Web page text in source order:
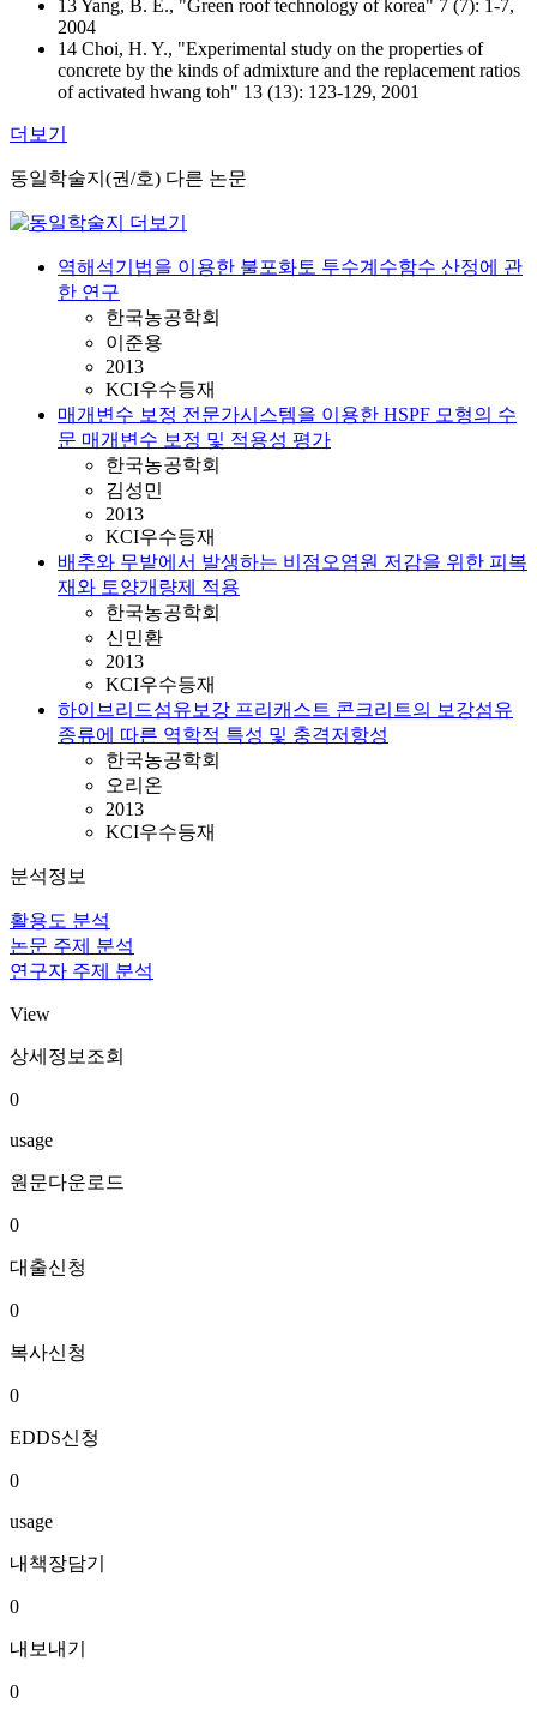
13 Yang, B. E., "Green roof technology of korea" 7 (7): 1-7,
2004
14 Choi, H. Y., "Experimental study on the properties of
concrete by the kinds of admixture and the replacement ratios
of activated hwang toh" 13 (13): 123-129, 2001
더보기
동일학술지(권/호) 다른 논문
역해석기법을 이용한 불포화토 투수계수함수 산정에 관
한 연구
한국농공학회
이준용
2013
KCI우수등재
매개변수 보정 전문가시스템을 이용한 HSPF 모형의 수
문 매개변수 보정 및 적용성 평가
한국농공학회
김성민
2013
KCI우수등재
배추와 무밭에서 발생하는 비점오염원 저감을 위한 피복
재와 토양개량제 적용
한국농공학회
신민환
2013
KCI우수등재
하이브리드섬유보강 프리캐스트 콘크리트의 보강섬유
종류에 따른 역학적 특성 및 충격저항성
한국농공학회
오리온
2013
KCI우수등재
분석정보
활용도 분석
논문 주제 분석
연구자 주제 분석
View
상세정보조회
0
usage
원문다운로드
0
대출신청
0
복사신청
0
EDDS신청
0
usage
내책장담기
0
내보내기
0